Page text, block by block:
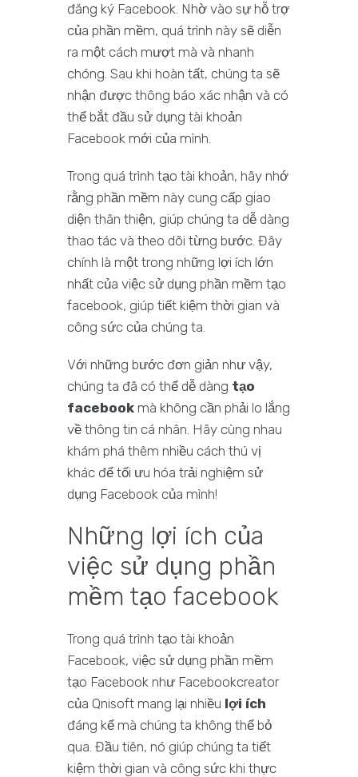
đăng ký Facebook. Nhờ vào sự hỗ trợ
của phần mềm, quá trình này sẽ diễn
ra một cách mượt mà và nhanh
chóng. Sau khi hoàn tất, chúng ta sẽ
nhận được thông báo xác nhận và có
thể bắt đầu sử dụng tài khoản
Facebook mới của mình.
Trong quá trình tạo tài khoản, hãy nhớ
rằng phần mềm này cung cấp giao
diện thân thiện, giúp chúng ta dễ dàng
thao tác và theo dõi từng bước. Đây
chính là một trong những lợi ích lớn
nhất của việc sử dụng phần mềm tạo
facebook, giúp tiết kiệm thời gian và
công sức của chúng ta.
Với những bước đơn giản như vậy,
chúng ta đã có thể dễ dàng tạo
facebook mà không cần phải lo lắng
về thông tin cá nhân. Hãy cùng nhau
khám phá thêm nhiều cách thú vị
khác để tối ưu hóa trải nghiệm sử
dụng Facebook của mình!
Những lợi ích của
việc sử dụng phần
mềm tạo facebook
Trong quá trình tạo tài khoản
Facebook, việc sử dụng phần mềm
tạo Facebook như Facebookcreator
của Qnisoft mang lại nhiều lợi ích
đáng kể mà chúng ta không thể bỏ
qua. Đầu tiên, nó giúp chúng ta tiết
kiệm thời gian và công sức khi thực